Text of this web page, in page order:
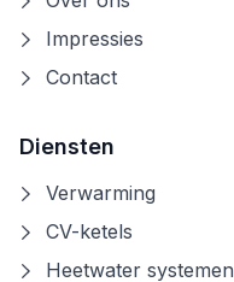
Impressies
Contact
Diensten
Verwarming
CV-ketels
Heetwater systemen